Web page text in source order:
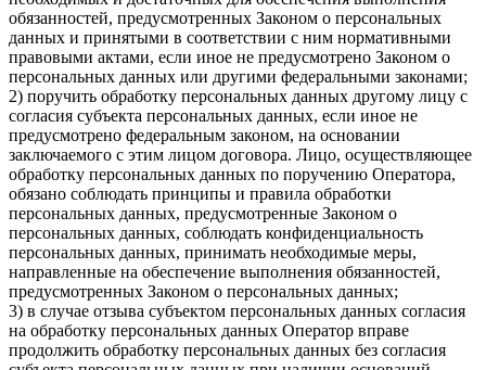
обязанностей, предусмотренных Законом о персональных
данных и принятыми в соответствии с ним нормативными
правовыми актами, если иное не предусмотрено Законом о
персональных данных или другими федеральными законами;
2) поручить обработку персональных данных другому лицу с
согласия субъекта персональных данных, если иное не
предусмотрено федеральным законом, на основании
заключаемого с этим лицом договора. Лицо, осуществляющее
обработку персональных данных по поручению Оператора,
обязано соблюдать принципы и правила обработки
персональных данных, предусмотренные Законом о
персональных данных, соблюдать конфиденциальность
персональных данных, принимать необходимые меры,
направленные на обеспечение выполнения обязанностей,
предусмотренных Законом о персональных данных;
3) в случае отзыва субъектом персональных данных согласия
на обработку персональных данных Оператор вправе
продолжить обработку персональных данных без согласия